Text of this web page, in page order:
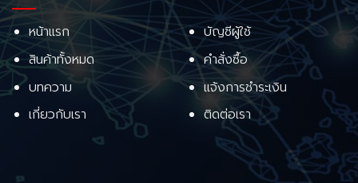
หน้าแรก
สินค้าทั้งหมด
บทความ
เกี่ยวกับเรา
บัญชีผู้ใช้
คำสั่งซื้อ
แจ้งการชำระเงิน
ติดต่อเรา